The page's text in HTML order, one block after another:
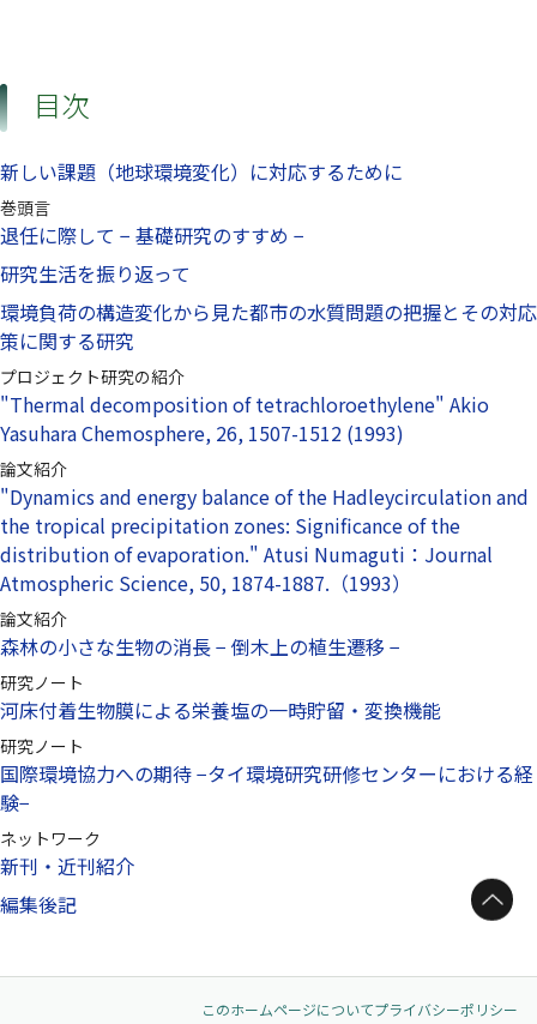
目次
新しい課題（地球環境変化）に対応するために
巻頭言
退任に際して − 基礎研究のすすめ −
研究生活を振り返って
環境負荷の構造変化から見た都市の水質問題の把握とその対応
策に関する研究
プロジェクト研究の紹介
"Thermal decomposition of tetrachloroethylene" Akio
Yasuhara Chemosphere, 26, 1507-1512 (1993)
論文紹介
"Dynamics and energy balance of the Hadleycirculation and
the tropical precipitation zones: Significance of the
distribution of evaporation." Atusi Numaguti：Journal
Atmospheric Science, 50, 1874-1887.（1993）
論文紹介
森林の小さな生物の消長 − 倒木上の植生遷移 −
研究ノート
河床付着生物膜による栄養塩の一時貯留・変換機能
研究ノート
国際環境協力への期待 −タイ環境研究研修センターにおける経
験−
ネットワーク
新刊・近刊紹介
編集後記
ページトップへ
このホームページについてプライバシーポリシー